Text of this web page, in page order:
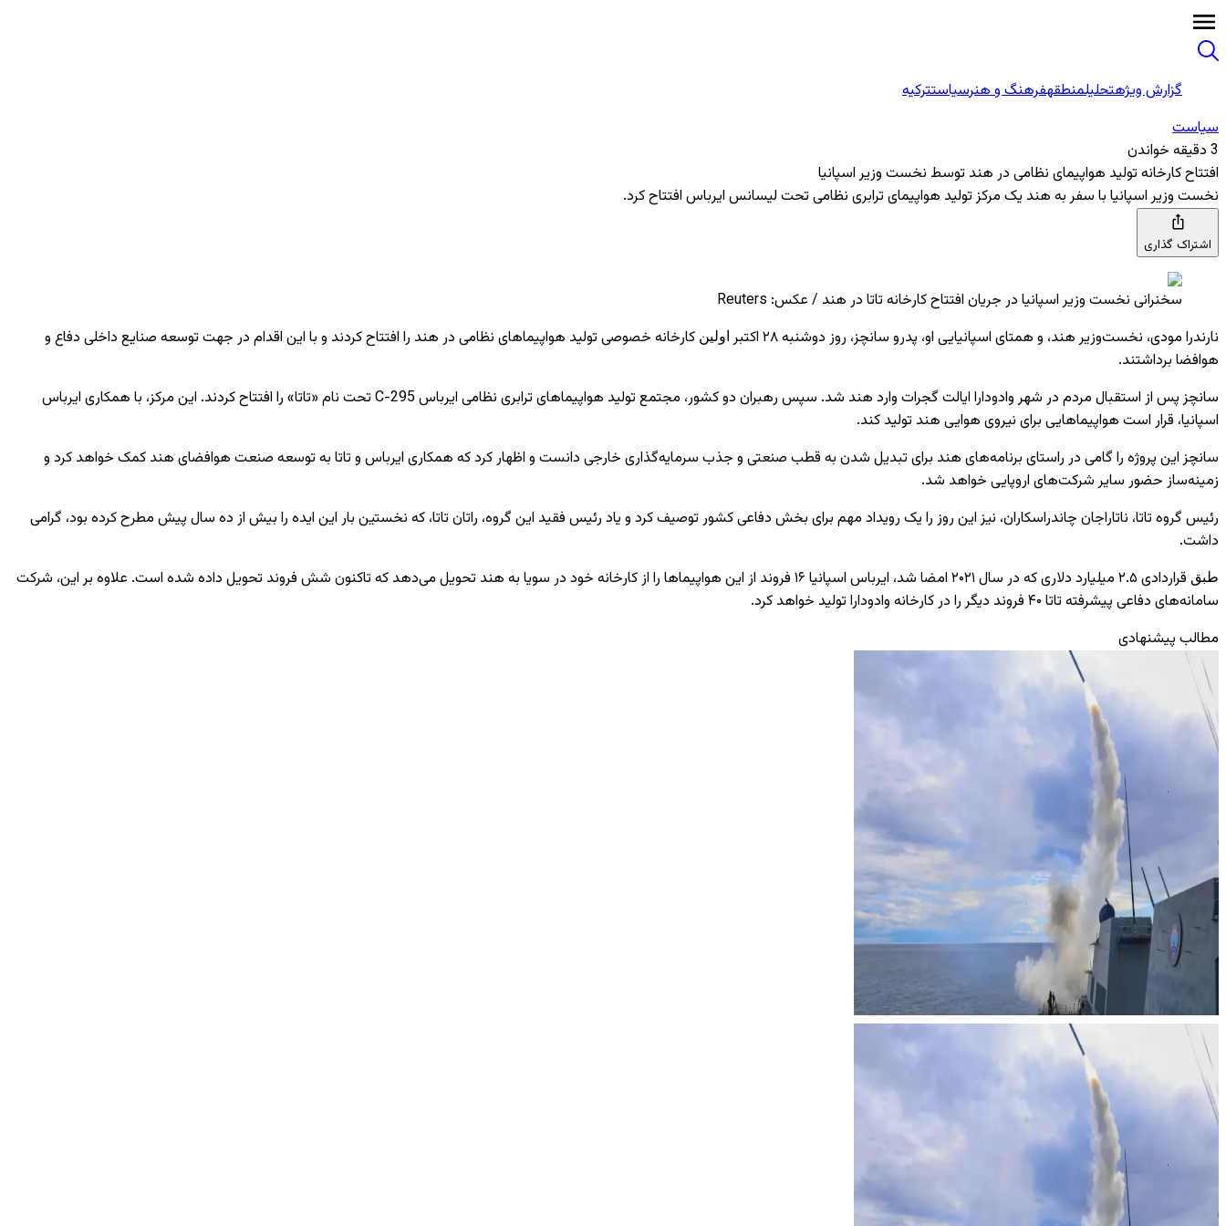
گزارش ویژهتحلیلمنطقهفرهنگ و هنرسیاستترکیه
سیاست
3 دقیقه خواندن
افتتاح کارخانه تولید هواپیمای نظامی در هند توسط نخست وزیر اسپانیا
نخست وزیر اسپانیا با سفر به هند یک مرکز تولید هواپیمای ترابری نظامی تحت لیسانس ایرباس افتتاح کرد.
اشتراک گذاری
سخنرانی نخست وزیر اسپانیا در جریان افتتاح کارخانه تاتا در هند / عکس: Reuters
نارندرا مودی، نخست‌وزیر هند، و همتای اسپانیایی او، پدرو سانچز، روز دوشنبه ۲۸ اکتبر
اولین کارخانه خصوصی تولید هواپیماهای نظامی در هند را افتتاح کردند و با این اقدام در جهت توسعه صنایع داخلی دفاع و
هوافضا برداشتند.
سانچز پس از استقبال مردم در شهر وادودارا ایالت گجرات وارد هند شد. سپس رهبران دو کشور، مجتمع تولید هواپیماهای ترابری نظامی ایرباس C-295 تحت نام «تاتا» را افتتاح کردند. این مرکز، با همکاری ایرباس
اسپانیا، قرار است هواپیماهایی برای نیروی هوایی هند تولید کند.
سانچز این پروژه را گامی در راستای برنامه‌های هند برای تبدیل شدن به قطب صنعتی و جذب سرمایه‌گذاری خارجی دانست و اظهار کرد که همکاری ایرباس و تاتا به توسعه صنعت هوافضای هند کمک خواهد کرد و
زمینه‌ساز حضور سایر شرکت‌های اروپایی خواهد شد.
رئیس گروه تاتا، ناتاراجان چاندراسکاران، نیز این روز را یک رویداد مهم برای بخش دفاعی کشور توصیف کرد و یاد رئیس فقید این گروه، راتان تاتا، که نخستین بار این ایده را بیش از ده سال پیش مطرح کرده بود، گرامی
داشت.
طبق
قراردادی ۲.۵ میلیارد دلاری که در سال ۲۰۲۱ امضا شد، ایرباس اسپانیا ۱۶ فروند از این هواپیماها را از کارخانه خود در سویا به هند تحویل می‌دهد که تاکنون شش فروند تحویل داده شده است. علاوه بر این، شرکت
سامانه‌های دفاعی پیشرفته تاتا ۴۰ فروند دیگر را در کارخانه وادودارا تولید خواهد کرد.
مطالب پیشنهادی